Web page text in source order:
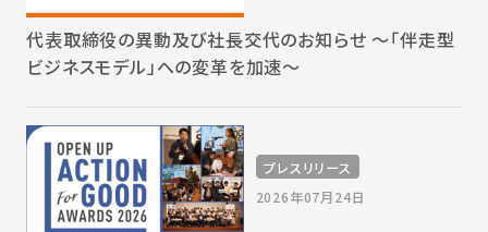
代表取締役の異動及び社長交代のお知らせ 〜「伴走型
ビジネスモデル」への変革を加速〜
プレスリリース
2026年07月24日